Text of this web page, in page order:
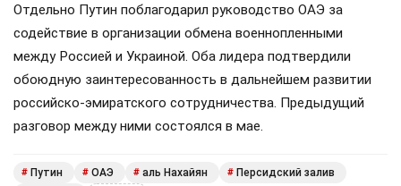
Отдельно Путин поблагодарил руководство ОАЭ за
содействие в организации обмена военнопленными
между Россией и Украиной. Оба лидера подтвердили
обоюдную заинтересованность в дальнейшем развитии
российско-эмиратского сотрудничества. Предыдущий
разговор между ними состоялся в мае.
# Путин # ОАЭ # аль Нахайян # Персидский залив